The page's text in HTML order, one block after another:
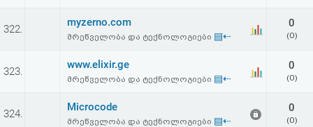
ავტორიზაცია
რეგისტრაცია
322.
myzerno.com
მრეწველობა და ტექნოლოგიები ▤⇠
0
(0)
323.
www.elixir.ge
მრეწველობა და ტექნოლოგიები ▤⇠
0
(0)
324.
Microcode
მრეწველობა და ტექნოლოგიები ▤⇠
0
(0)